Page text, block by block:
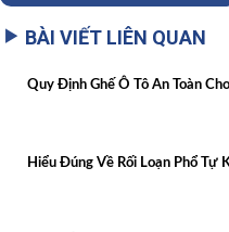
BÀI VIẾT LIÊN QUAN
Quy Định Ghế Ô Tô An Toàn
Hiểu Đúng Về Rối Loạn Phổ Tự